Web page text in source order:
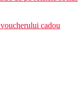
cadou